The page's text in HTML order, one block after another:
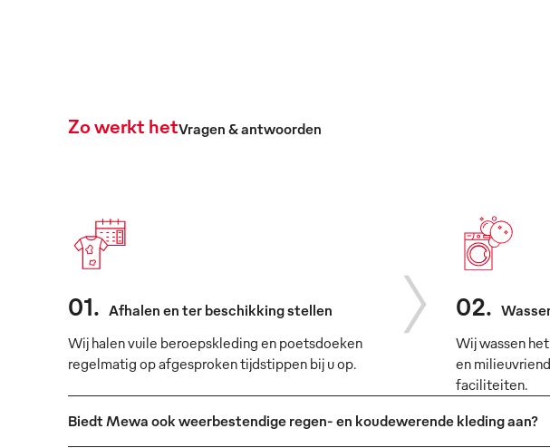
Zo werkt hetVragen & antwoorden
01. Afhalen en ter beschikking stellen
Wij halen vuile beroepskleding en poetsdoeken
regelmatig op afgesproken tijdstippen bij u op.
02.
Wij wassen
en
faciliteiten.
Biedt Mewa ook weerbestendige regen- en koudewerende kleding aan?